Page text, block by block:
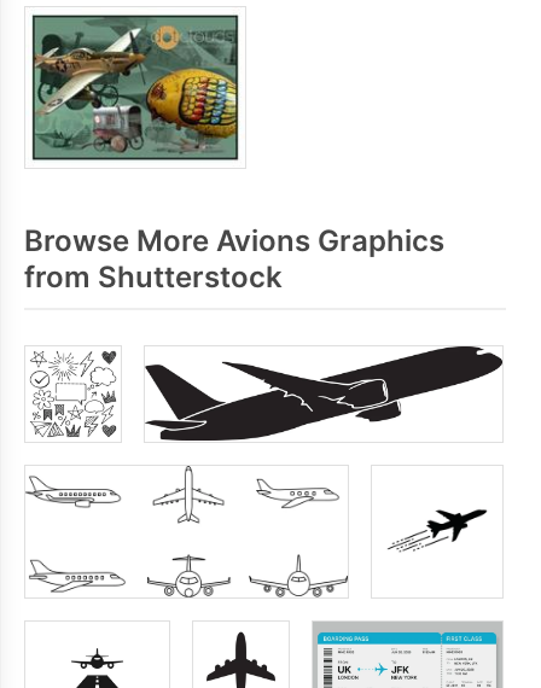
Browse More Avions Graphics
from Shutterstock